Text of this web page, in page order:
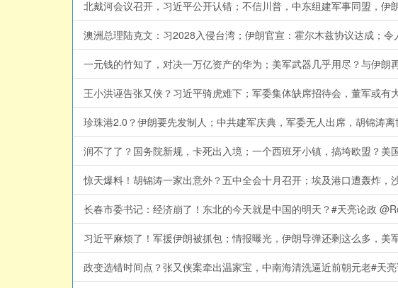
北戴河会议召开，习近平公开认错；不信川普，中东组建军事同盟，
澳洲总理陆克文：习2028入侵台湾；伊朗官宣：霍尔木兹协议达成；
一元钱的竹知了，对决一万亿资产的华为；美军武器几乎用尽？与伊
王小洪诬告张又侠？习近平骑虎难下；军委集体缺席招待会，董军或
珍珠港2.0？伊朗要先发制人；中共建军庆典，军委无人出席，胡锦涛
润不了了？国务院新规，卡死出入境；一个西班牙小镇，搞垮欧盟？
惊天爆料！胡锦涛一家出意外？五中全会十月召开；埃及港口遭轰炸
长春市委书记：经济崩了！东北的今天就是中国的明天？#天亮论政
习近平麻烦了！军援伊朗被抓包；情报曝光，伊朗导弹还剩这么多，
政变选错时间点？张又侠案牵出温家宝，中南海清洗逼近前朝元老#天